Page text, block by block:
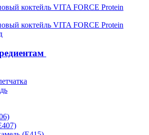
коктейль VITA FORCE Protein
коктейль VITA FORCE Protein